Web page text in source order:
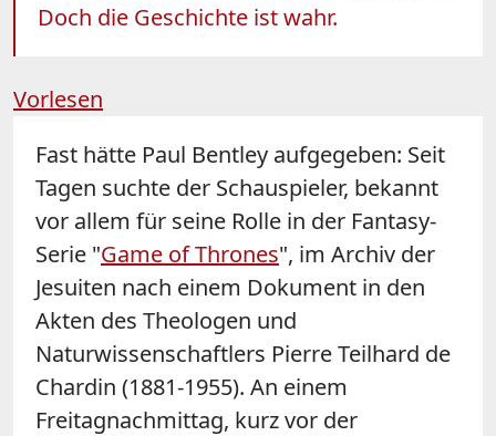
Doch die Geschichte ist wahr.
Vorlesen
Fast hätte Paul Bentley aufgegeben: Seit
Tagen suchte der Schauspieler, bekannt
vor allem für seine Rolle in der Fantasy-
Serie "Game of Thrones", im Archiv der
Jesuiten nach einem Dokument in den
Akten des Theologen und
Naturwissenschaftlers Pierre Teilhard de
Chardin (1881-1955). An einem
Freitagnachmittag, kurz vor der